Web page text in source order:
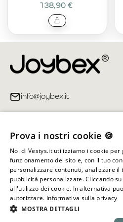
138,90 €
info@joybex.it
Account
Informazioni sul
Tutti i diritti riservati ©
Prova i nostri cookie 🍪
Noi di Vestys.it utilizziamo i cookie
funzionamento del sito e, con il tuo
personalizzare contenuti, analizzare
pubblicità personalizzate. Cliccando
all'utilizzo dei cookie. In alternativa
autorizzare. Informativa sulla privacy
MOSTRA DETTAGLI